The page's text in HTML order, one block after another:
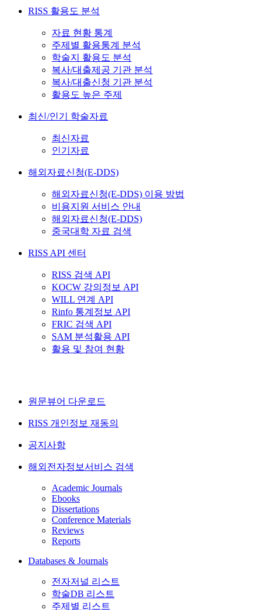
RISS 활용도 분석
자료 현황 통계
주제별 활용통계 분석
학술지 활용도 분석
복사/대출제공 기관 분석
복사/대출신청 기관 분석
활용도 높은 주제
최신/인기 학술자료
최신자료
인기자료
해외자료신청(E-DDS)
해외자료신청(E-DDS) 이용 방법
비용지원 서비스 안내
해외자료신청(E-DDS)
중국대학 자료 검색
RISS API 센터
RISS 검색 API
KOCW 강의정보 API
WILL 연계 API
Rinfo 통계정보 API
FRIC 검색 API
SAM 분석활용 API
활용 및 참여 현황
원문뷰어 다운로드
RISS 개인정보 재동의
공지사항
해외전자정보서비스 검색
Academic Journals
Ebooks
Dissertations
Conference Materials
Reviews
Reports
Databases & Journals
전자저널 리스트
학술DB 리스트
주제별 리스트